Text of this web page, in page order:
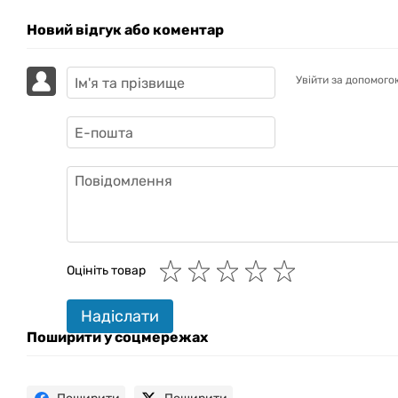
Новий відгук або коментар
Увійти за
Оцініть товар
Надіслати
Поширити у соцмережах
GAZIKAI
Привіт! 👋 Я Gazik AI — допоможу
підібрати вживану комп'ютерну
техніку. Що шукаєш?